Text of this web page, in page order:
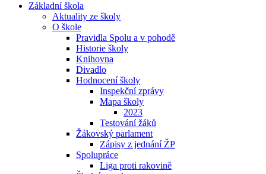
Základní škola
Aktuality ze školy
O škole
Pravidla Spolu a v pohodě
Historie školy
Knihovna
Divadlo
Hodnocení školy
Inspekční zprávy
Mapa školy
2023
Testování žáků
Žákovský parlament
Zápisy z jednání ŽP
Spolupráce
Liga proti rakovině